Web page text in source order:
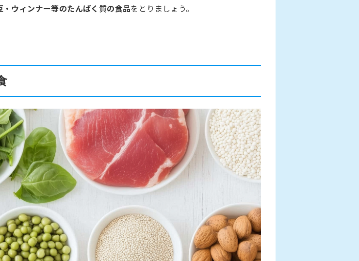
・ウィンナー等のたんぱく質の食品をとりましょう。